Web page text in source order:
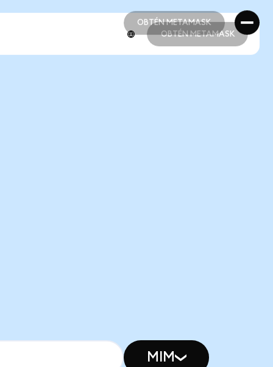
OBTÉN METAMASK
OBTÉN METAMASK
OBTÉN METAMASK
MIM